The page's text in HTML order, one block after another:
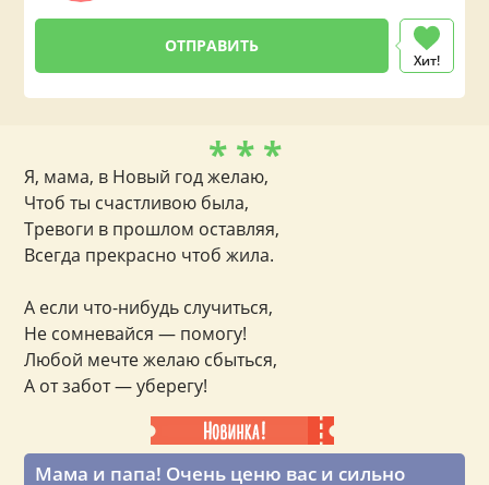
Хит!
Мама и папа! Очень ценю вас и сильно
* * *
Я, мама, в Новый год желаю,
Чтоб ты счастливою была,
Тревоги в прошлом оставляя,
Всегда прекрасно чтоб жила.
А если что-нибудь случиться,
Не сомневайся — помогу!
Любой мечте желаю сбыться,
А от забот — уберегу!